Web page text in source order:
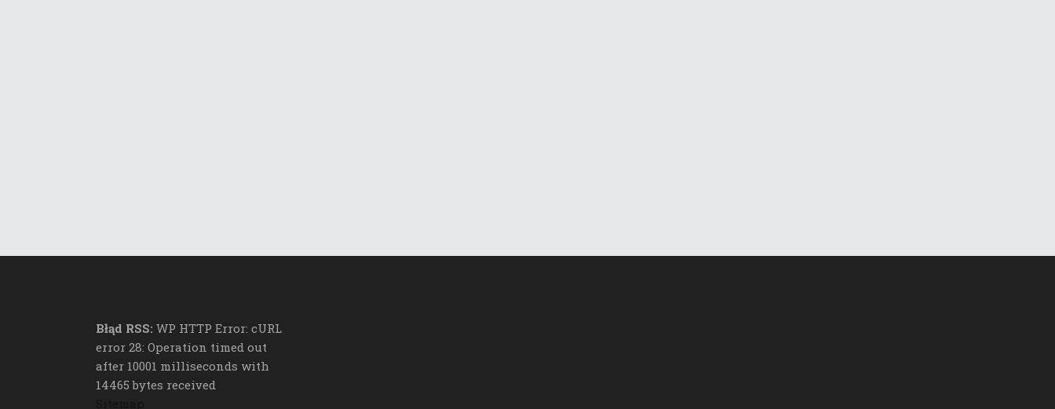
Błąd RSS: WP HTTP Error: cURL
error 28: Operation timed out
after 10001 milliseconds with
14465 bytes received